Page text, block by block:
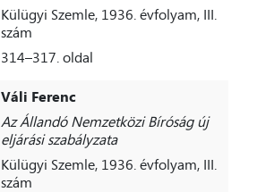
Külügyi Szemle, 1936. évfolyam, III.
szám
314–317. oldal
Váli Ferenc
Az Állandó Nemzetközi Bíróság új
eljárási szabályzata
Külügyi Szemle, 1936. évfolyam, III.
szám